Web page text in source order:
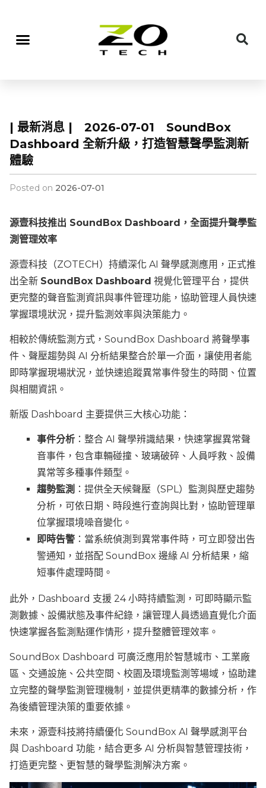
| 最新消息 | 2026-07-01 SoundBox
Dashboard 全新升級，打造智慧聲學監測新
體驗
Posted on 2026-07-01
源壹科技推出 SoundBox Dashboard，全面提升聲學監
測管理效率
源壹科技（ZOTECH）持續深化 AI 聲學感測應用，正式推
出全新 SoundBox Dashboard 視覺化管理平台，提供
更完整的聲音監測資訊與事件管理功能，協助管理人員快速
掌握環境狀況，提升監測效率與決策能力。
相較於傳統監測方式，SoundBox Dashboard 將聲學事
件、聲壓趨勢與 AI 分析結果整合於單一介面，讓使用者能
即時掌握現場狀況，並快速追蹤異常事件發生的時間、位置
與相關資訊。
新版 Dashboard 主要提供三大核心功能：
事件分析 ：整合 AI 聲學辨識結果，快速掌握異常聲
音事件，包含車輛碰撞、玻璃破碎、人員呼救、設備
異常等多種事件類型。
趨勢監測 ：提供全天候聲壓（SPL）監測與歷史趨勢
分析，可依日期、時段進行查詢與比對，協助管理單
位掌握環境噪音變化。
即時告警 ：當系統偵測到異常事件時，可立即發出告
警通知，並搭配 SoundBox 邊緣 AI 分析結果，縮
短事件處理時間。
此外，Dashboard 支援 24 小時持續監測，可即時顯示監
測數據、設備狀態及事件紀錄，讓管理人員透過直覺化介面
快速掌握各監測點運作情形，提升整體管理效率。
SoundBox Dashboard 可廣泛應用於智慧城市、工業廠
區、交通設施、公共空間、校園及環境監測等場域，協助建
立完整的聲學監測管理機制，並提供更精準的數據分析，作
為後續管理決策的重要依據。
未來，源壹科技將持續優化 SoundBox AI 聲學感測平台
與 Dashboard 功能，結合更多 AI 分析與智慧管理技術，
打造更完整、更智慧的聲學監測解決方案。